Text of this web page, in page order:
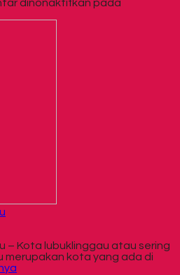
dinonaktifkan pada
– Kota lubuklinggau atau sering
merupakan kota yang ada di